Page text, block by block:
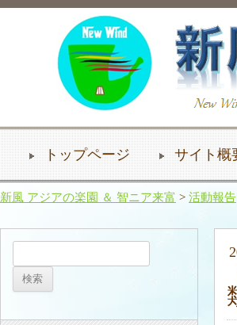
トップページ サイト概
新風 アジアの楽園 ＆ 智ニア来富 > 活動報告